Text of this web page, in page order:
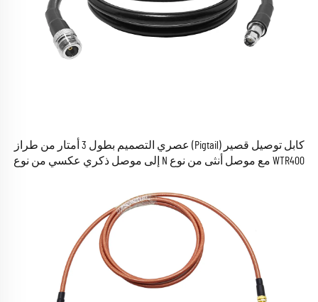
كابل توصيل قصير (Pigtail) عصري التصميم بطول 3 أمتار من طراز
WTR400 مع موصل أنثى من نوع N إلى موصل ذكري عكسي من نوع